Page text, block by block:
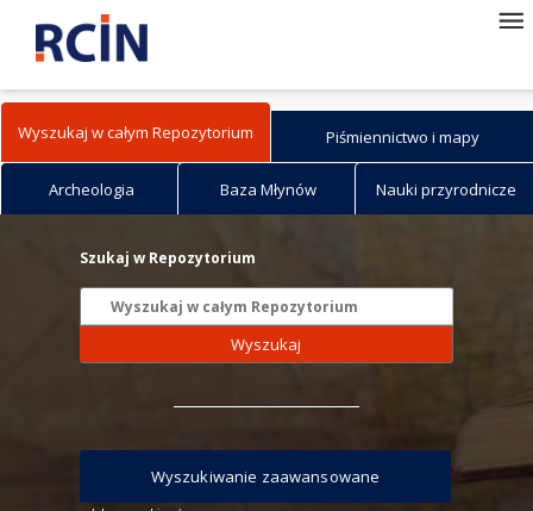
Wyszukaj w całym Repozytorium Piśmiennictwo i mapy
Archeologia Baza Młynów Nauki przyrodnicze
Szukaj w Repozytorium
Wyszukaj
Wyszukiwanie zaawansowane